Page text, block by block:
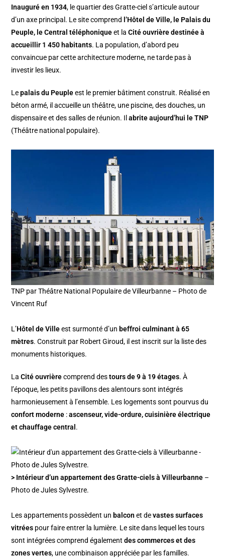
Inauguré en 1934, le quartier des Gratte-ciel s’articule autour
d’un axe principal. Le site comprend l’Hôtel de Ville, le Palais du
Peuple, le Central téléphoniqueet laCité ouvrière destinée à
accueillir 1 450 habitants. La population, d’abord peu
convaincue par cette architecture moderne, ne tarde pas à
investir les lieux.
Lepalais du Peupleest le premier bâtiment construit. Réalisé en
béton armé, il accueille un théâtre, une piscine, des douches, un
dispensaire et des salles de réunion. Ilabrite aujourd’hui le TNP
(Théâtre national populaire).
TNP par Théâtre National Populaire de Villeurbanne – Photo de
Vincent Ruf
L’Hôtel de Villeest surmonté d’un beffroi culminant à 65
mètres. Construit par Robert Giroud, il est inscrit sur la liste des
monuments historiques.
LaCité ouvrièrecomprend destours de 9 à 19 étages. À
l’époque, les petits pavillons des alentours sont intégrés
harmonieusement à l’ensemble. Les logements sont pourvus du
confort moderne :ascenseur, vide-ordure, cuisinière électrique
et chauffage central .
> Intérieur d’un appartement des Gratte-ciels à Villeurbanne –
Photo de Jules Sylvestre.
Les appartements possèdent un balcon et devastes surfaces
vitrées pour faire entrer la lumière. Le site dans lequel les tours
sont intégrées comprend égalementdes commerces et des
zones vertes, une combinaison appréciée par les familles.